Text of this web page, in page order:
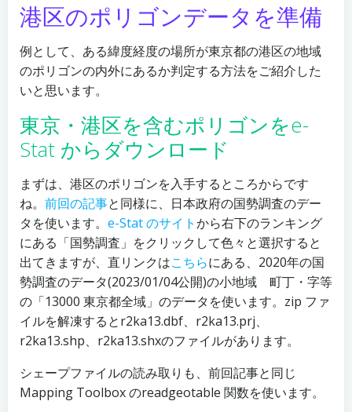
港区のポリゴンデータを準備
例として、ある緯度経度の場所が東京都の港区の地域
のポリゴンの内外にあるか判定する方法をご紹介した
いと思います。
東京・港区を含むポリゴンをe-
Stat からダウンロード
まずは、港区のポリゴンを入手するところからです
ね。 前回の記事と同様に、日本政府の国勢調査のデー
タを使います。 e-Stat のサイトから右下のランキング
にある「国勢調査」をクリックして色々と選択すると
出てきますが、直リンクはこちらにある、2020年の国
勢調査のデータ(2023/01/04公開)の小地域 町丁・字等
の「13000 東京都全域」のデータを使います。zip ファ
イルを解凍するとr2ka13.dbf、r2ka13.prj、
r2ka13.shp、r2ka13.shxのファイルがあります。
シェープファイルの読み取りも、前回記事と同じ
Mapping Toolbox のreadgeotable 関数を使います。